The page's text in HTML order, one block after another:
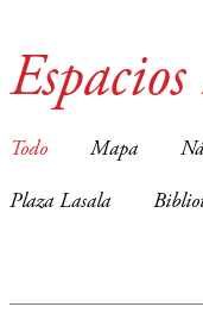
Todo Mapa
Plaza Lasala